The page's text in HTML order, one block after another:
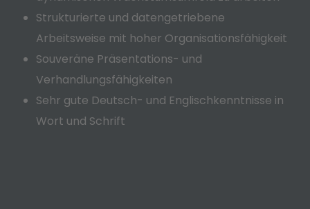
Strukturierte und datengetriebene
Arbeitsweise mit hoher Organisationsfähigkeit
Souveräne Präsentations- und
Verhandlungsfähigkeiten
Sehr gute Deutsch- und Englischkenntnisse in
Wort und Schrift